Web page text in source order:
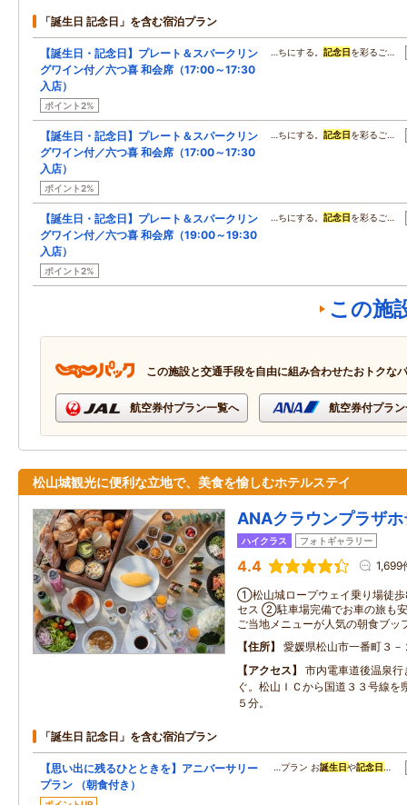
「誕生日 記念日」を含む宿泊プラン
【誕生日・記念日】プレート＆スパークリン
グワイン付／六つ喜 和会席（17:00～17:30
入店）
ポイント2%
…ちにする。 記念日 を彩るご…
【誕生日・記念日】プレート＆スパークリン
グワイン付／六つ喜 和会席（17:00～17:30
入店）
ポイント2%
…ちにする。 記念日 を彩るご…
【誕生日・記念日】プレート＆スパークリン
グワイン付／六つ喜 和会席（19:00～19:30
入店）
ポイント2%
…ちにする。 記念日 を彩るご…
この施
この施設と交通手段を自由に組み合わせたおトクな
航空券付プラン一覧へ 航空券付プラ
松山城観光に便利な立地で、美食を愉しむホテルステイ
ANAクラウンプラザ
ハイクラス フォトギャラリー
4.4 1,699
①松山城ロープウェイ乗り場徒歩
セス ②駐車場完備でお車の旅も
ご当地メニューが人気の朝食ブッ
住所
愛媛県松山市一番町３－
アクセス
市内電車道後温泉
ぐ。松山ＩＣから国道３３号線を
５分。
「誕生日 記念日」を含む宿泊プラン
【思い出に残るひとときを】アニバーサリー
プラン （朝食付き）
…プラン お誕生日や記念日 …